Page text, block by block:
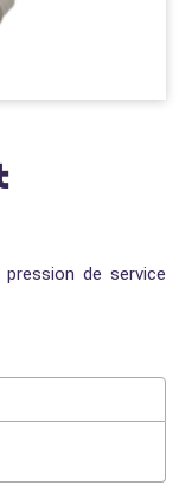
de service